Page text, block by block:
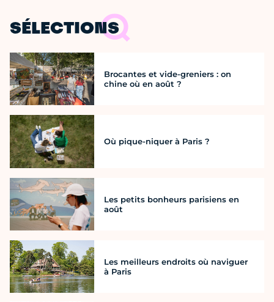
SÉLECTIONS
Brocantes et vide-greniers : on
chine où en août ?
Où pique-niquer à Paris ?
Les petits bonheurs parisiens en
août
Les meilleurs endroits où naviguer
à Paris